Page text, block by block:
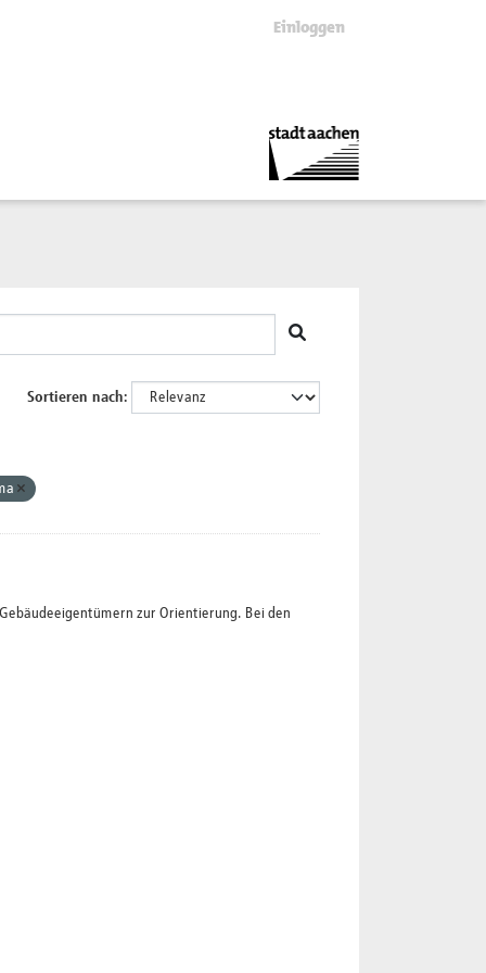
Einloggen
Sortieren nach
zur Orientierung. Bei den